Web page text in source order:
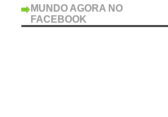
MUNDO AGORA NO
FACEBOOK